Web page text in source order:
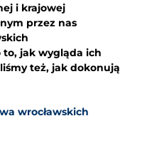
i krajowej
przez nas
jak wygląda ich
też, jak dokonują
wrocławskich